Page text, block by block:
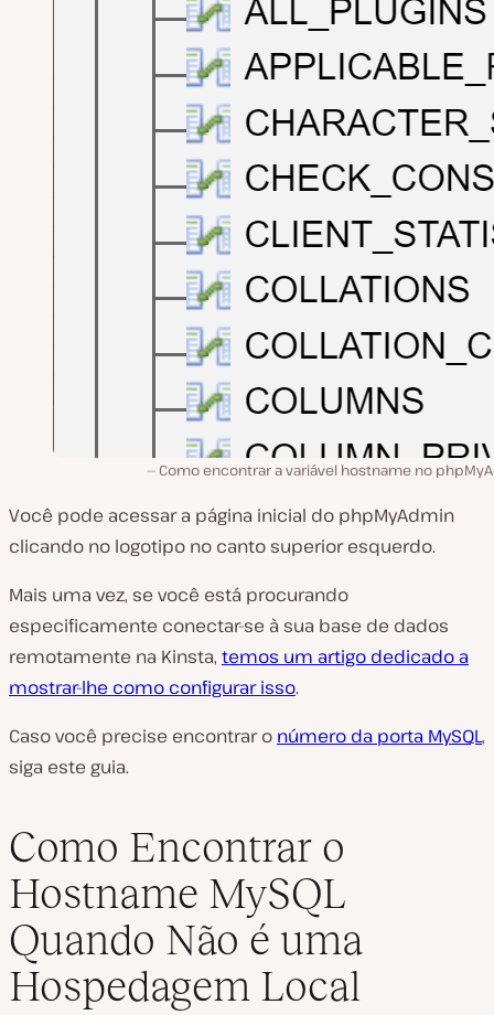
Como encontrar a variável hostname no
Você pode acessar a página inicial do phpMyAdmin
clicando no logotipo no canto superior esquerdo.
Mais uma vez, se você está procurando
especificamente conectar-se à sua base de dados
remotamente na Kinsta, temos um artigo dedicado a
mostrar-lhe como configurar isso.
Caso você precise encontrar o número da porta MySQL,
siga este guia.
Como Encontrar o
Hostname MySQL
Quando Não é uma
Hospedagem Local